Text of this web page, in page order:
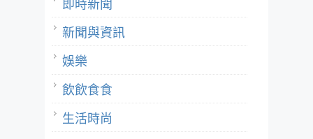
新聞與資訊
娛樂
飲飲食食
生活時尚